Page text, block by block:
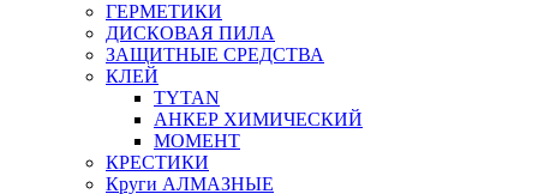
ГЕРМЕТИКИ
ДИСКОВАЯ ПИЛА
ЗАЩИТНЫЕ СРЕДСТВА
КЛЕЙ
TYTAN
АНКЕР ХИМИЧЕСКИЙ
МОМЕНТ
КРЕСТИКИ
Круги АЛМАЗНЫЕ